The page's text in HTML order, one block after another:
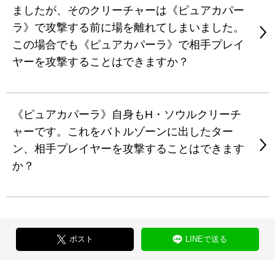
ましたが、そのクリーチャーは《ピュアカパー
ラ》で攻撃する前に場を離れてしまいました。
この場合でも《ピュアカパーラ》で相手プレイ
ヤーを攻撃することはできますか？
《ピュアカパーラ》自身もH・ソウルクリーチ
ャーです。これをバトルゾーンに出したター
ン、相手プレイヤーを攻撃することはできます
か？
ポスト LINEで送る